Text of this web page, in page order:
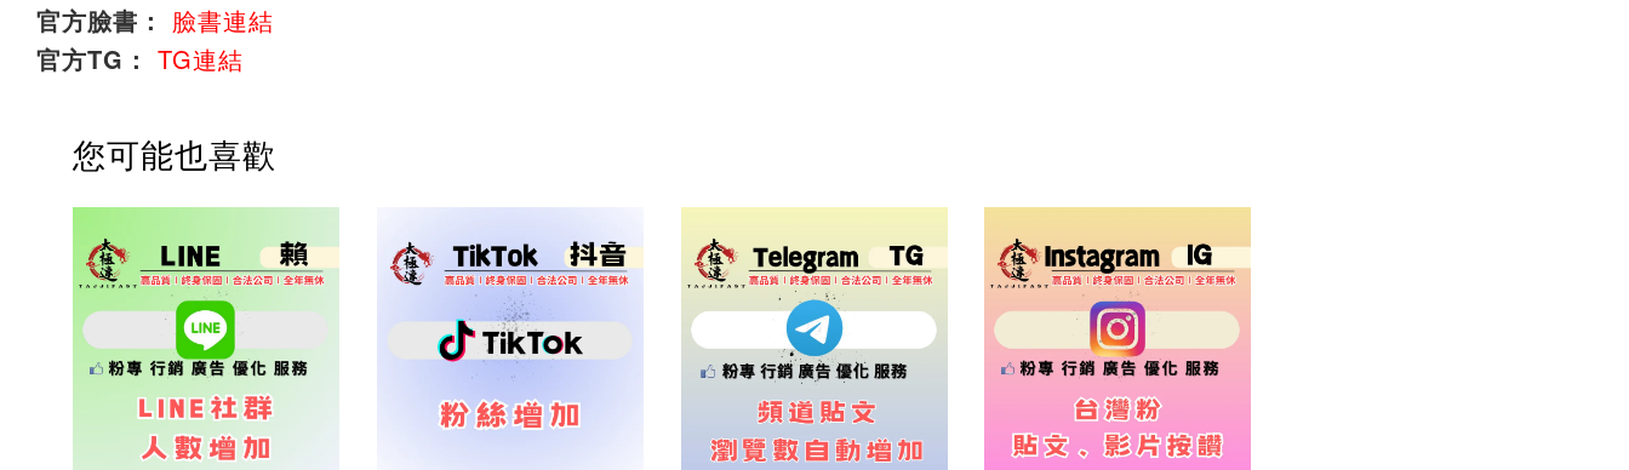
官方臉書： 臉書連結
官方TG： TG連結
您可能也喜歡